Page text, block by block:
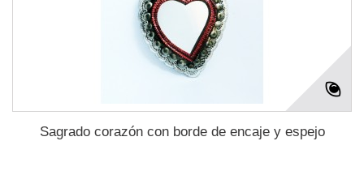
Sagrado corazón con borde de encaje y espejo